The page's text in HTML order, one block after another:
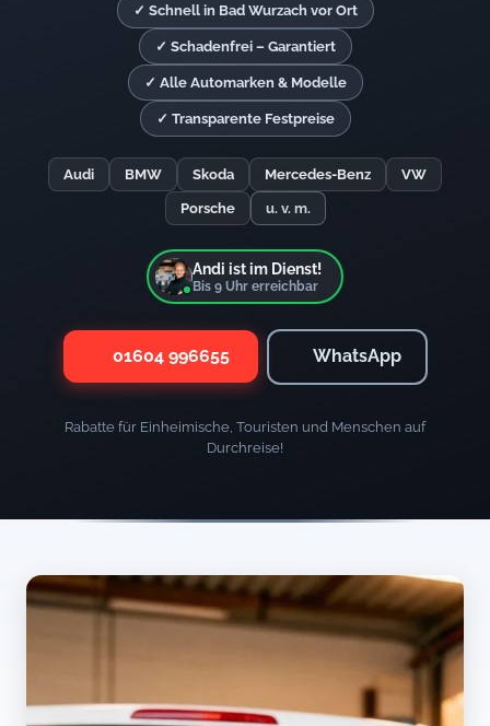
✓ Schnell in Bad Wurzach vor Ort
✓ Schadenfrei – Garantiert
✓ Alle Automarken & Modelle
✓ Transparente Festpreise
Audi BMW Skoda Mercedes-Benz VW
Porsche u. v. m.
Andi ist im Dienst!
Bis 9 Uhr erreichbar
01604 996655 WhatsApp
Rabatte für Einheimische, Touristen und Menschen auf
Durchreise!